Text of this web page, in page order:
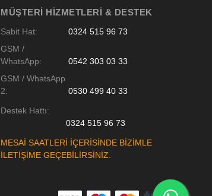
MÜŞTERI HIZMETLERI & DESTEK
Sabit Hat:
0324 515 96 73
GSM /
WhatsApp:
0542 303 03 33
GSM / WhatsApp
2:
0530 499 40 33
Destek Hattı:
0324 515 96 73
MESAİ SAATLERİ İÇERİSİNDE BİZİMLE
İLETİŞİME GEÇEBİLİRSİNİZ.